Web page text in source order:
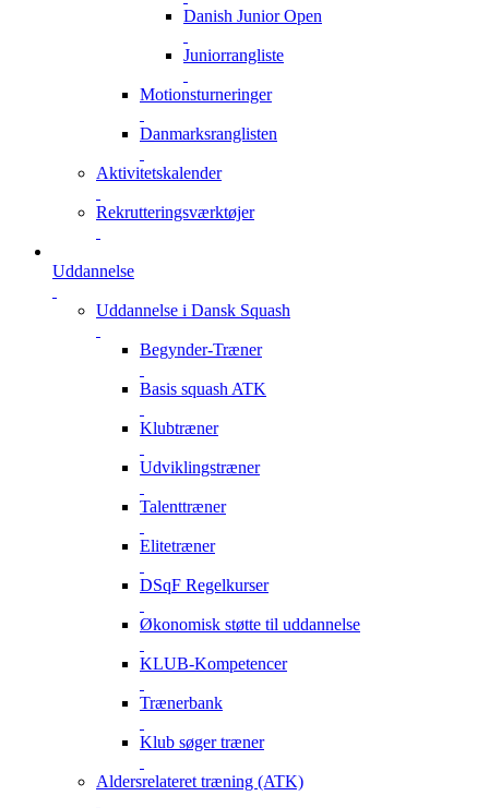
Danish Junior Open
Juniorrangliste
Motionsturneringer
Danmarksranglisten
Aktivitetskalender
Rekrutteringsværktøjer
Uddannelse
Uddannelse i Dansk Squash
Begynder-Træner
Basis squash ATK
Klubtræner
Udviklingstræner
Talenttræner
Elitetræner
DSqF Regelkurser
Økonomisk støtte til uddannelse
KLUB-Kompetencer
Trænerbank
Klub søger træner
Aldersrelateret træning (ATK)